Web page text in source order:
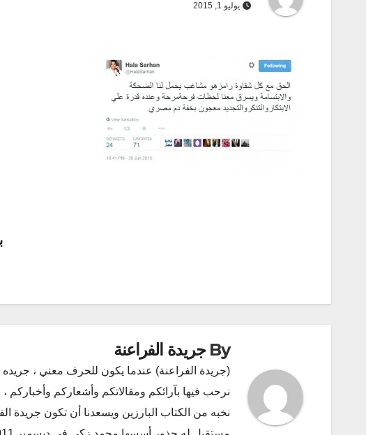
يوليو 1, 2015
By جريدة الفراعنة
(جريدة الفراعنة) عندما يكون للحرف معني ،
نرحب فيها بآرائكم ومقالاتكم وأشعاركم وأخباركم
نخبه من الكتاب البارزين ويسعدنا أن تكون